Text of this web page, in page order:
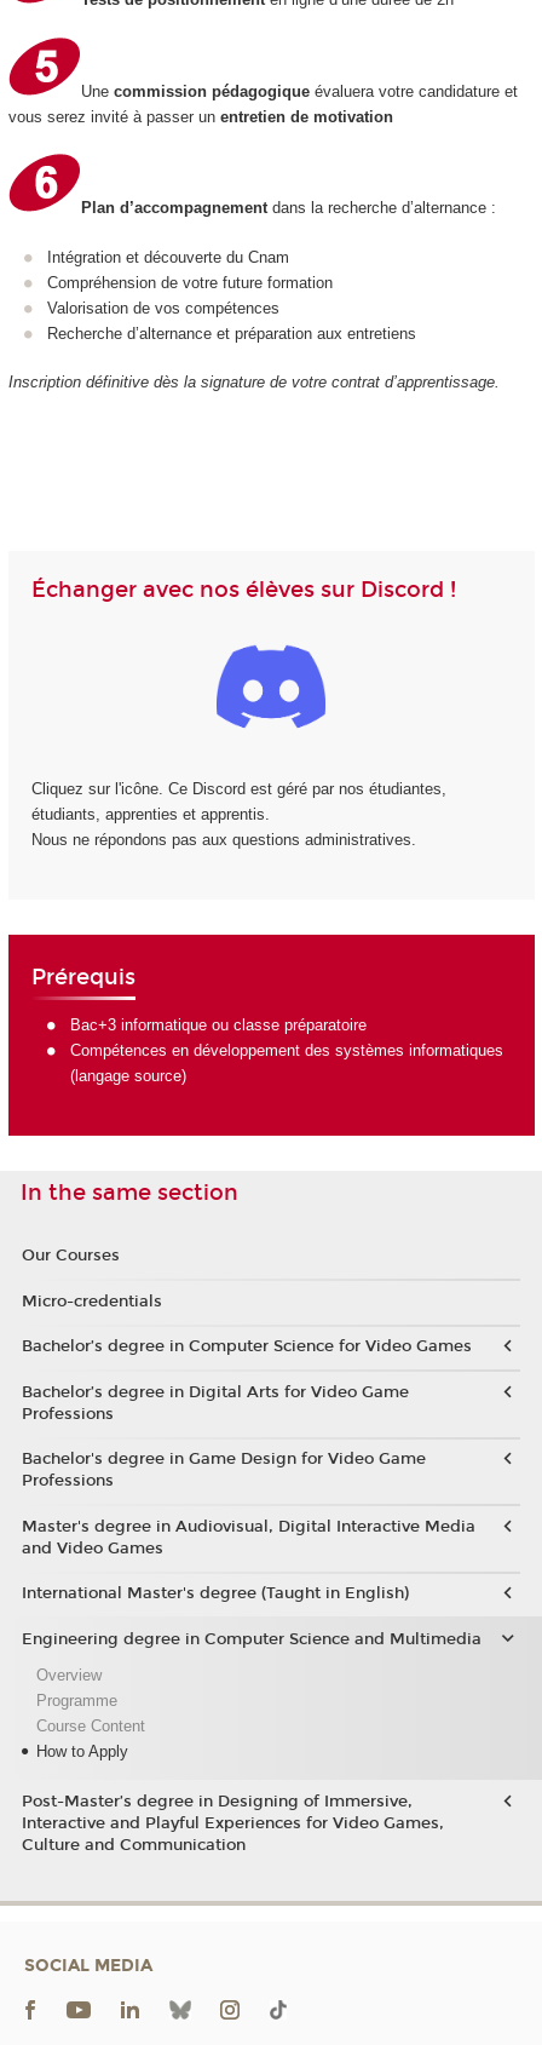
Une commission pédagogiqueévaluera votre candidature et
vous serez invité à passer un entretien de motivation
Plan d’accompagnement dans la recherche d’alternance :
Intégration et découverte du Cnam
Compréhension de votre future formation
Valorisation de vos compétences
Recherche d’alternance et préparation aux entretiens
Inscription définitive dès la signature de votre contrat d’apprentissage.
Échanger avec nos élèves sur Discord !
Cliquez sur l'icône. Ce Discord est géré par nos étudiantes,
étudiants, apprenties et apprentis.
Nous ne répondons pas aux questions administratives.
Prérequis
Bac+3 informatique ou classe préparatoire
Compétences en développement des systèmes informatiques
(langage source)
In the same section
Our Courses
Micro-credentials
Bachelor’s degree in Computer Science for Video Games
Bachelor’s degree in Digital Arts for Video Game
Professions
Bachelor's degree in Game Design for Video Game
Professions
Master's degree in Audiovisual, Digital Interactive Media
and Video Games
International Master's degree (Taught in English)
Engineering degree in Computer Science and Multimedia
Overview
Programme
Course Content
How to Apply
Post-Master’s degree in Designing of Immersive,
Interactive and Playful Experiences for Video Games,
Culture and Communication
SOCIAL MEDIA